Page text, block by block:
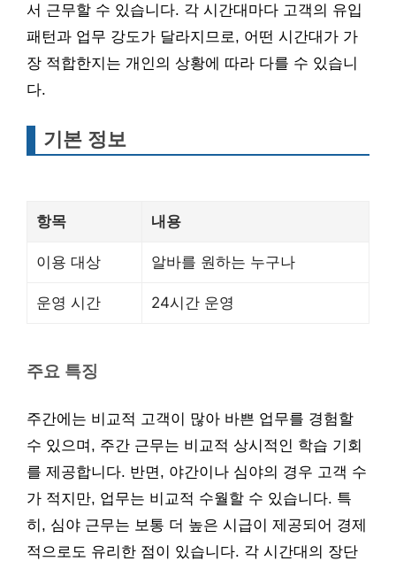
서 근무할 수 있습니다. 각 시간대마다 고객의 유입
패턴과 업무 강도가 달라지므로, 어떤 시간대가 가
장 적합한지는 개인의 상황에 따라 다를 수 있습니
다.
기본 정보
항목 내용
이용 대상 알바를 원하는 누구나
운영 시간 24시간 운영
주요 특징
주간에는 비교적 고객이 많아 바쁜 업무를 경험할
수 있으며, 주간 근무는 비교적 상시적인 학습 기회
를 제공합니다. 반면, 야간이나 심야의 경우 고객 수
가 적지만, 업무는 비교적 수월할 수 있습니다. 특
히, 심야 근무는 보통 더 높은 시급이 제공되어 경제
적으로도 유리한 점이 있습니다. 각 시간대의 장단